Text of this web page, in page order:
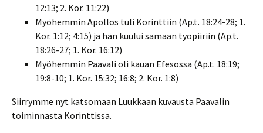
12:13; 2. Kor. 11:22)
Myöhemmin Apollos tuli Korinttiin (Ap.t. 18:24-28; 1.
Kor. 1:12; 4:15) ja hän kuului samaan työpiiriin (Ap.t.
18:26-27; 1. Kor. 16:12)
Myöhemmin Paavali oli kauan Efesossa (Ap.t. 18:19;
19:8-10; 1. Kor. 15:32; 16:8; 2. Kor. 1:8)
Siirrymme nyt katsomaan Luukkaan kuvausta Paavalin
toiminnasta Korinttissa.